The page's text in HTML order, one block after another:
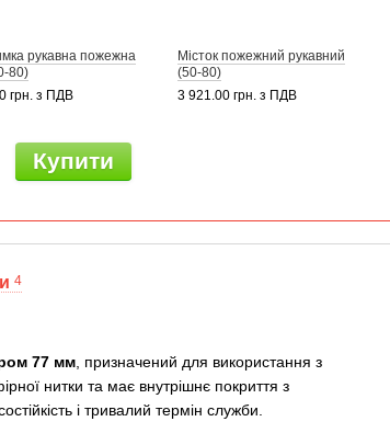
рукавна пожежна
80)
грн. з ПДВ
Місток пожежний рукавний
(50-80)
3 921.00 грн. з ПДВ
Купити
4
77 мм , призначений для використання з
нитки та має внутрішнє покриття з
і тривалий термін служби.